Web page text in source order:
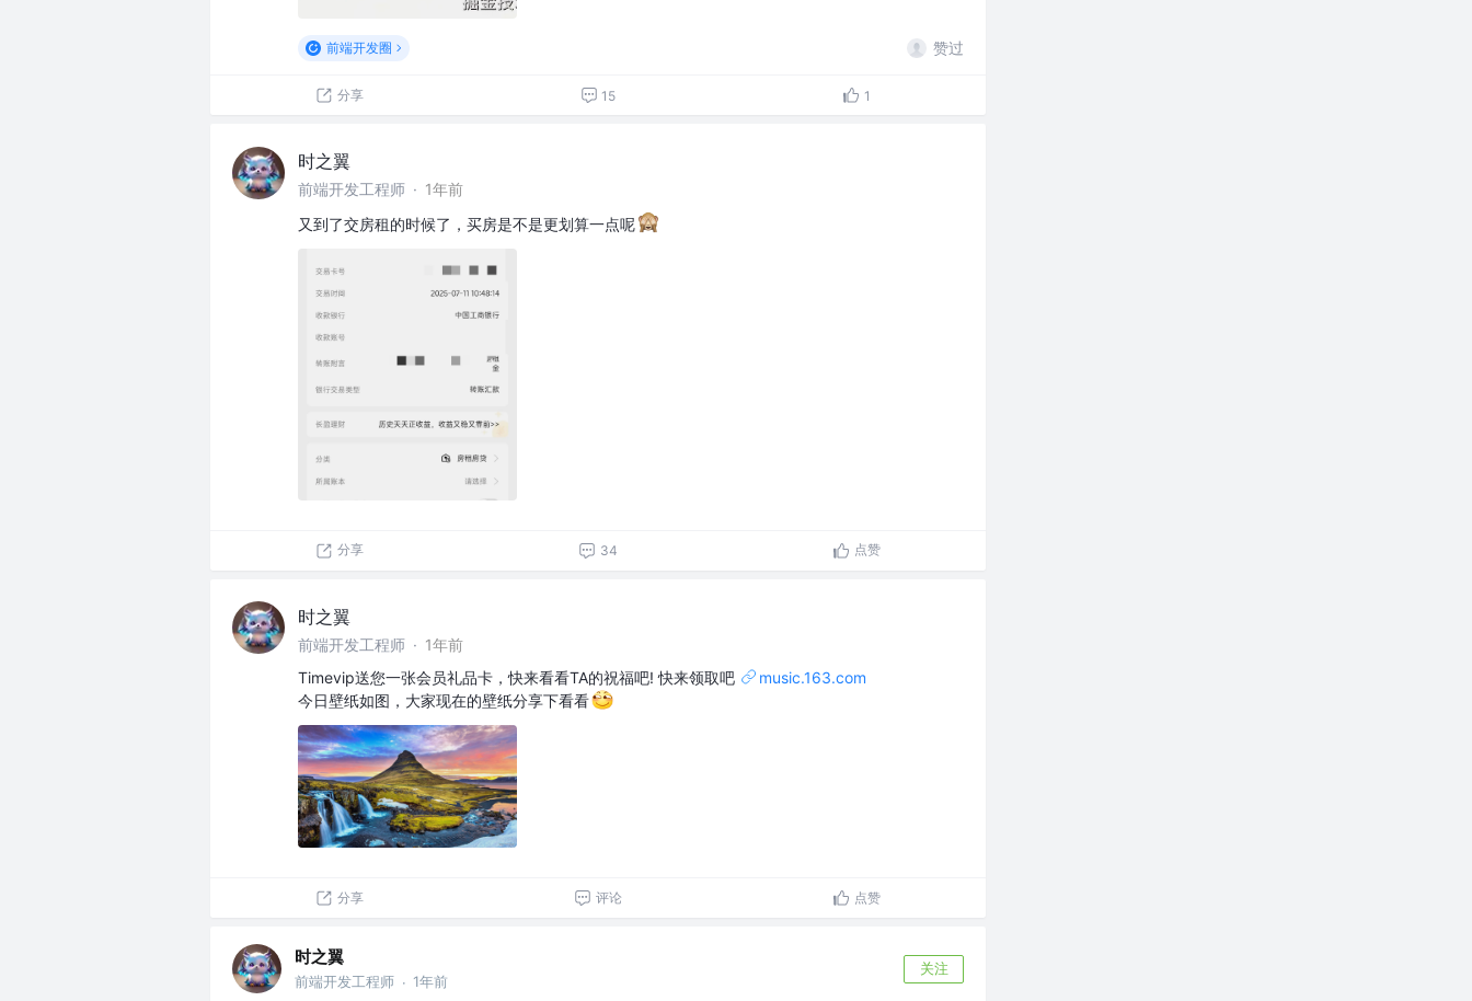
前端开发圈 赞过
分享 15 1
时之翼
前端开发工程师 · 1年前
又到了交房租的时候了，买房是不是更划算一点呢
分享 34 点赞
时之翼
前端开发工程师 · 1年前
Timevip送您一张会员礼品卡，快来看看TA的祝福吧! 快来领取吧
music.163.com
今日壁纸如图，大家现在的壁纸分享下看看
分享 评论 点赞
时之翼
前端开发工程师 · 1年前
关注